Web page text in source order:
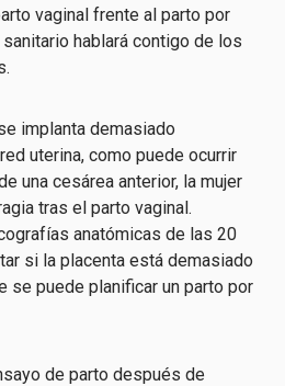
vaginal frente al parto por
hablará contigo de los
implanta demasiado
uterina, como puede ocurrir
una cesárea anterior, la mujer
tras el parto vaginal.
anatómicas de las 20
si la placenta está demasiado
se puede planificar un parto por
de parto después de